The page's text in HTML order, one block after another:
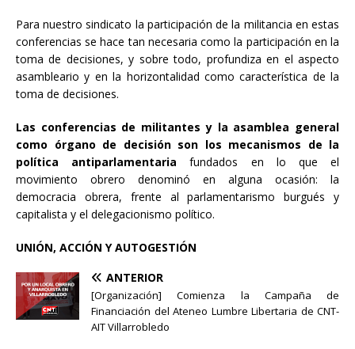
Para nuestro sindicato la participación de la militancia en estas
conferencias se hace tan necesaria como la participación en la
toma de decisiones, y sobre todo, profundiza en el aspecto
asambleario y en la horizontalidad como característica de la
toma de decisiones.
Las conferencias de militantes y la asamblea general
como órgano de decisión son los mecanismos de la
política antiparlamentaria fundados en lo que el
movimiento obrero denominó en alguna ocasión: la
democracia obrera, frente al parlamentarismo burgués y
capitalista y el delegacionismo político.
UNIÓN, ACCIÓN Y AUTOGESTIÓN
ANTERIOR
[Organización] Comienza la Campaña de
Financiación del Ateneo Lumbre Libertaria de CNT-
AIT Villarrobledo